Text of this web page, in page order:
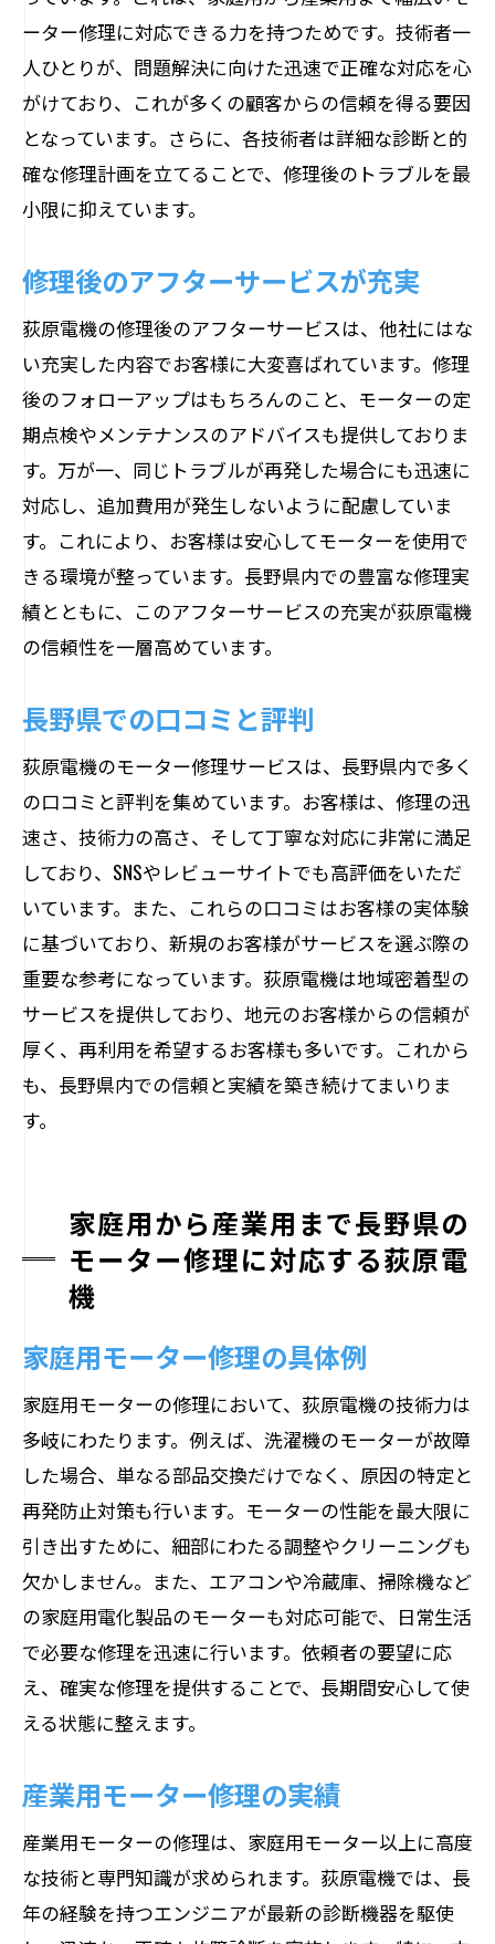
ーター修理に対応できる力を持つためです。技術者一
人ひとりが、問題解決に向けた迅速で正確な対応を心
がけており、これが多くの顧客からの信頼を得る要因
となっています。さらに、各技術者は詳細な診断と的
確な修理計画を立てることで、修理後のトラブルを最
小限に抑えています。
修理後のアフターサービスが充実
荻原電機の修理後のアフターサービスは、他社にはな
い充実した内容でお客様に大変喜ばれています。修理
後のフォローアップはもちろんのこと、モーターの定
期点検やメンテナンスのアドバイスも提供しておりま
す。万が一、同じトラブルが再発した場合にも迅速に
対応し、追加費用が発生しないように配慮していま
す。これにより、お客様は安心してモーターを使用で
きる環境が整っています。長野県内での豊富な修理実
績とともに、このアフターサービスの充実が荻原電機
の信頼性を一層高めています。
長野県での口コミと評判
荻原電機のモーター修理サービスは、長野県内で多く
の口コミと評判を集めています。お客様は、修理の迅
速さ、技術力の高さ、そして丁寧な対応に非常に満足
しており、SNSやレビューサイトでも高評価をいただ
いています。また、これらの口コミはお客様の実体験
に基づいており、新規のお客様がサービスを選ぶ際の
重要な参考になっています。荻原電機は地域密着型の
サービスを提供しており、地元のお客様からの信頼が
厚く、再利用を希望するお客様も多いです。これから
も、長野県内での信頼と実績を築き続けてまいりま
す。
家庭用から産業用まで長野県の
モーター修理に対応する荻原電
機
家庭用モーター修理の具体例
家庭用モーターの修理において、荻原電機の技術力は
多岐にわたります。例えば、洗濯機のモーターが故障
した場合、単なる部品交換だけでなく、原因の特定と
再発防止対策も行います。モーターの性能を最大限に
引き出すために、細部にわたる調整やクリーニングも
欠かしません。また、エアコンや冷蔵庫、掃除機など
の家庭用電化製品のモーターも対応可能で、日常生活
で必要な修理を迅速に行います。依頼者の要望に応
え、確実な修理を提供することで、長期間安心して使
える状態に整えます。
産業用モーター修理の実績
産業用モーターの修理は、家庭用モーター以上に高度
な技術と専門知識が求められます。荻原電機では、長
年の経験を持つエンジニアが最新の診断機器を駆使